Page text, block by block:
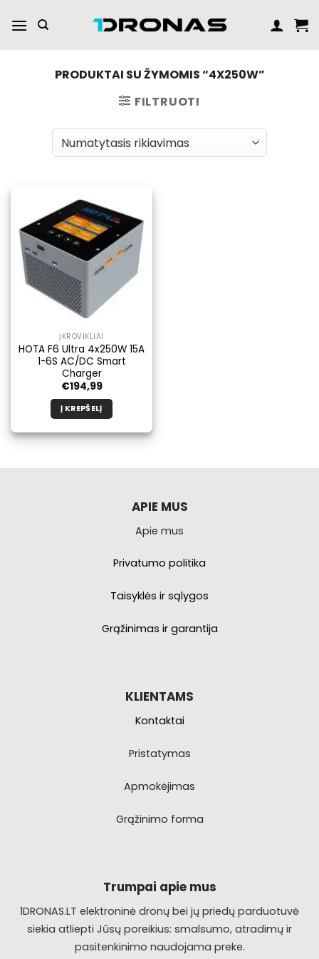
turinį
PRODUKTAI SU ŽYMOMIS “4X250W”
FILTRUOTI
ĮKROVIKLIAI
HOTA F6 Ultra 4x250W 15A
1-6S AC/DC Smart
Charger
€194,99
Į KREPŠELĮ
APIE MUS
Apie mus
Privatumo politika
Taisyklės ir sąlygos
Grąžinimas ir garantija
KLIENTAMS
Kontaktai
Pristatymas
Apmokėjimas
Grąžinimo forma
Trumpai apie mus
1DRONAS.LT elektroninė dronų bei jų priedų parduotuvė
siekia atliepti Jūsų poreikius: smalsumo, atradimų ir
pasitenkinimo naudojama preke.